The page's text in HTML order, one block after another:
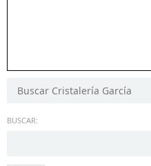
BUSCAR: